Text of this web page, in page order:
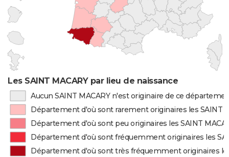
Les SAINT MACARY par lieu de naissance
Aucun SAINT MACARY n'est originaire de ce
Département d'où sont rarement originaires les SAINT
Département d'où sont peu originaires les SAINT
Département d'où sont fréquemment originaires les
Département d'où sont très fréquemment originaires